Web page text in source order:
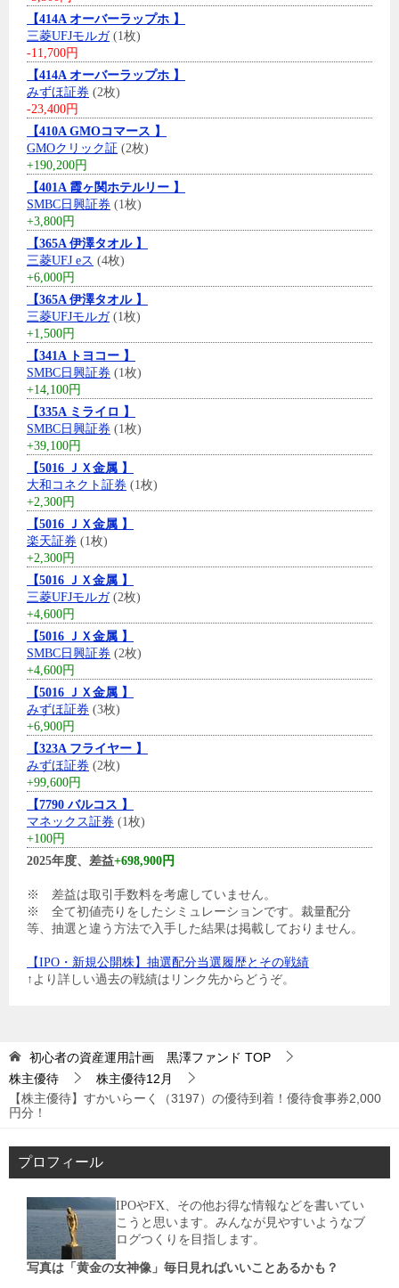
【414A オーバーラップホ 】
三菱UFJモルガ(1枚)
-11,700円
【414A オーバーラップホ 】
みずほ証券 (2枚)
-23,400円
【410A GMOコマース 】
GMOクリック証 (2枚)
+190,200円
【401A 霞ヶ関ホテルリー 】
SMBC日興証券 (1枚)
+3,800円
【365A 伊澤タオル 】
三菱UFJ eス (4枚)
+6,000円
【365A 伊澤タオル 】
三菱UFJモルガ(1枚)
+1,500円
【341A トヨコー 】
SMBC日興証券 (1枚)
+14,100円
【335A ミライロ 】
SMBC日興証券 (1枚)
+39,100円
【5016 ＪＸ金属 】
大和コネクト証券 (1枚)
+2,300円
【5016 ＪＸ金属 】
楽天証券 (1枚)
+2,300円
【5016 ＪＸ金属 】
三菱UFJモルガ(2枚)
+4,600円
【5016 ＪＸ金属 】
SMBC日興証券 (2枚)
+4,600円
【5016 ＪＸ金属 】
みずほ証券 (3枚)
+6,900円
【323A フライヤー 】
みずほ証券 (2枚)
+99,600円
【7790 バルコス 】
マネックス証券 (1枚)
+100円
2025年度、差益+698,900円
※ 差益は取引手数料を考慮していません。
※ 全て初値売りをしたシミュレーションです。裁量配分
等、抽選と違う方法で入手した結果は掲載しておりません。
【IPO・新規公開株】抽選配分当選履歴とその戦績
↑より詳しい過去の戦績はリンク先からどうぞ。
初心者の資産運用計画 黒澤ファンド TOP
株主優待
株主優待12月
【株主優待】すかいらーく（3197）の優待到着！優待食事券2,000
円分！
プロフィール
IPOやFX、その他お得な情報などを書いてい
こうと思います。みんなが見やすいようなブ
ログつくりを目指します。
写真は「黄金の女神像」毎日見ればいいことあるかも？